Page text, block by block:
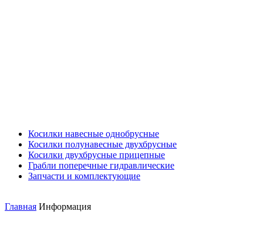
Косилки навесные однобрусные
Косилки полунавесные двухбрусные
Косилки двухбрусные прицепные
Грабли поперечные гидравлические
Запчасти и комплектующие
Главная Информация